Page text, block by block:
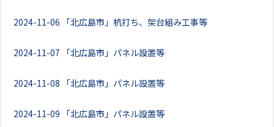
2024-11-06 「北広島市」杭打ち、架台組み工事等
2024-11-07 「北広島市」パネル設置等
2024-11-08 「北広島市」パネル設置等
2024-11-09 「北広島市」パネル設置等